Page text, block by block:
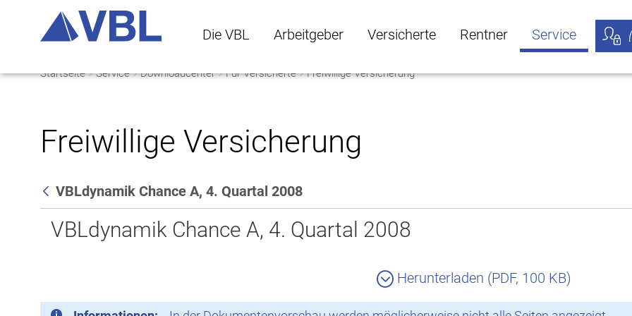
Die VBL
Die VBL Untermenü öffnen
Arbeitgeber
Arbeitgeber Untermenü öffnen
Versicherte
Versicherte Untermenü öffnen
Rentner Service
Startseite Service Downloadcenter Für Versicherte Freiwillige Versicherung
Freiwillige Versicherung
Zurück
VBLdynamik Chance A, 4. Quartal 2008
VBLdynamik Chance A, 4. Quartal 2008
Herunterladen (PDF, 100 KB)